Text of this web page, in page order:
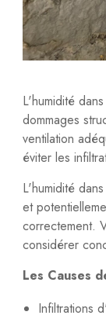
L'humidité
dommages
ventilation
éviter les
L'humidité
et
correctement.
considérer
Les Causes
Infiltrations